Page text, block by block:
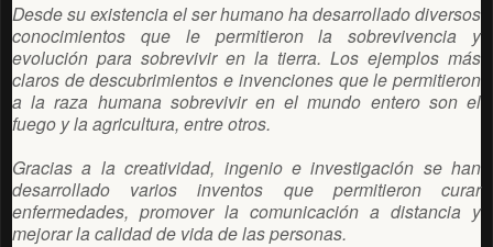
Desde su existencia el ser humano ha desarrollado diversos
conocimientos que le permitieron la sobrevivencia y
evolución para sobrevivir en la tierra. Los ejemplos más
claros de descubrimientos e invenciones que le permitieron
a la raza humana sobrevivir en el mundo entero son el
fuego y la agricultura, entre otros.
Gracias a la creatividad, ingenio e investigación se han
desarrollado varios inventos que permitieron curar
enfermedades, promover la comunicación a distancia y
mejorar la calidad de vida de las personas.